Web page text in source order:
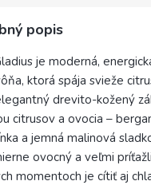
popis
je moderná,
ktorá spája svieže
drevito-kožený
citrusov a ovocia –
a jemná malinová
ovocný a veľmi
momentoch je cítiť aj